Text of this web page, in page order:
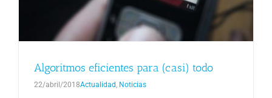
Algoritmos eficientes para (casi) todo
22/abril/2018Actualidad Noticias